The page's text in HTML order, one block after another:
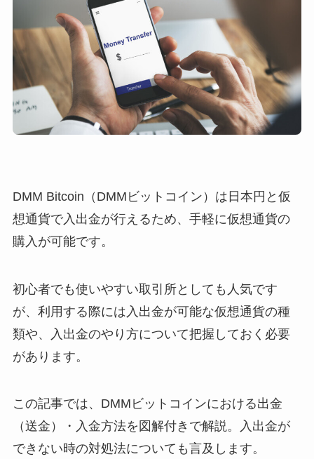
DMM Bitcoin（DMMビットコイン）は日本円と仮
想通貨で入出金が行えるため、手軽に仮想通貨の
購入が可能です。
初心者でも使いやすい取引所としても人気です
が、利用する際には入出金が可能な仮想通貨の種
類や、入出金のやり方について把握しておく必要
があります。
この記事では、DMMビットコインにおける出金
（送金）・入金方法を図解付きで解説。入出金が
できない時の対処法についても言及します。